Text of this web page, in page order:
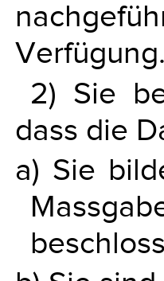
Verfügung.
2) Sie
dass die
a) Sie